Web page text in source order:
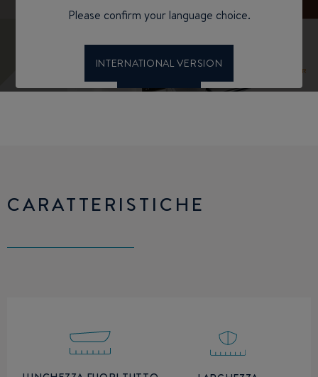
CARATTERISTICHE